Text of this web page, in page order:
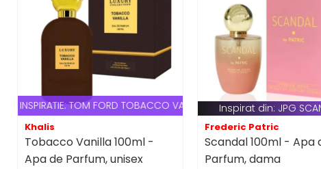
Parfumuri clona / Dupes
Puncte Cadou
Recenzii clienti
TOM FORD TOBACCO VANILLE
Khalis
Tobacco Vanilla 100ml -
Apa de Parfum, unisex
Inspirat din: JPG
Frederic Patric
Scandal 100ml - Apa
Parfum, dama